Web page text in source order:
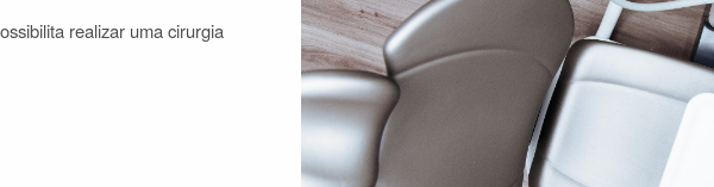
realizar uma cirurgia